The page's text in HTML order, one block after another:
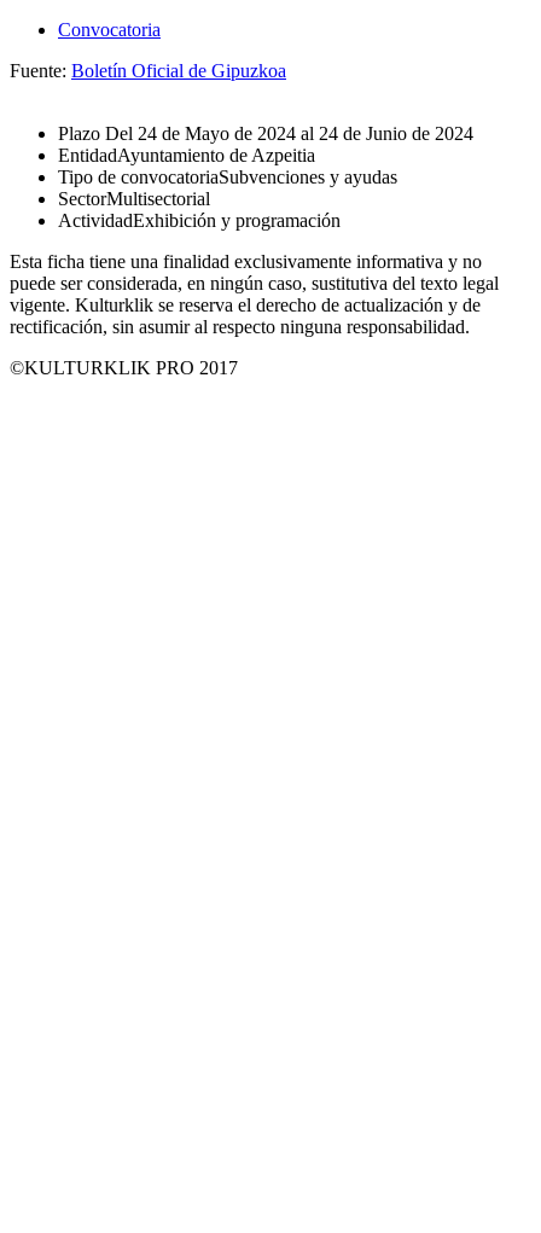
Convocatoria
Fuente: Boletín Oficial de Gipuzkoa
Plazo Del 24 de Mayo de 2024 al 24 de Junio de 2024
EntidadAyuntamiento de Azpeitia
Tipo de convocatoriaSubvenciones y ayudas
SectorMultisectorial
ActividadExhibición y programación
Esta ficha tiene una finalidad exclusivamente informativa y no
puede ser considerada, en ningún caso, sustitutiva del texto legal
vigente. Kulturklik se reserva el derecho de actualización y de
rectificación, sin asumir al respecto ninguna responsabilidad.
©KULTURKLIK PRO 2017